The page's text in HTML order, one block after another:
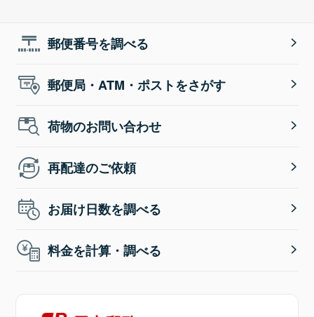
郵便番号を調べる
郵便局・ATM・ポストをさがす
荷物のお問い合わせ
再配達のご依頼
お届け日数を調べる
料金を計算・調べる